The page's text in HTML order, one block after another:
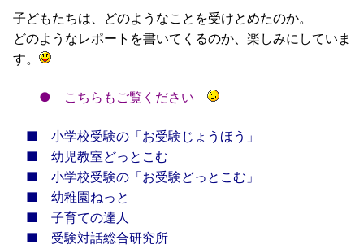
子どもたちは、どのようなことを受けとめたのか。
どのようなレポートを書いてくるのか、楽しみにしていま
す。
● こちらもご覧ください
■
小学校受験の「お受験じょうほう」
■ 幼児教室どっとこむ
■ 小学校受験の「お受験どっとこむ」
■ 幼稚園ねっと
■ 子育ての達人
■ 受験対話総合研究所